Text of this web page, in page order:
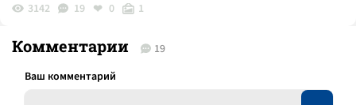
3142 19 0 1
Комментарии 19